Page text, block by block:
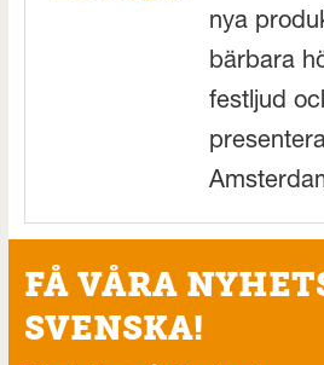
nya
bärbara
festljud
FÅ VÅRA
SVENSKA!